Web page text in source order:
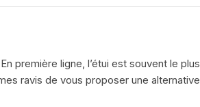
première ligne, l’étui est souvent le plus
ravis de vous proposer une alternative